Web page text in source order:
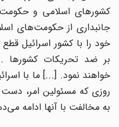
کشورهای اسلامی و حکومت
جانبداری از حکومت‌های
خود را با کشور اسرائیل
بر ضد تحریکات کشورها ...
خواهند نمود. [...] ما با
روزی که مسئولین امر، دست
به مخالفت با آنها ادامه